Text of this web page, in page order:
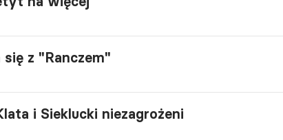
z "Ranczem"
i Sieklucki niezagrożeni